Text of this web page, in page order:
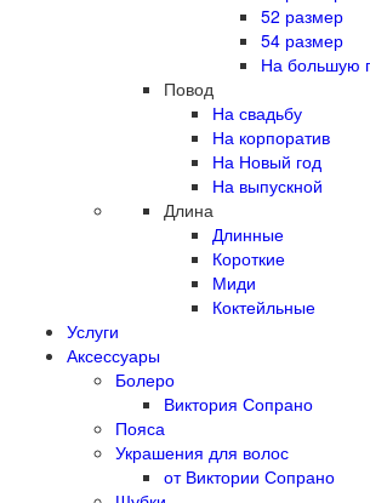
52 размер
54 размер
На большую
Повод
На свадьбу
На корпоратив
На Новый год
На выпускной
Длина
Длинные
Короткие
Миди
Коктейльные
Услуги
Аксессуары
Болеро
Виктория Сопрано
Пояса
Украшения для волос
от Виктории Сопрано